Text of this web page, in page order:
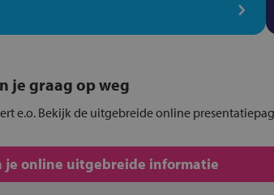
je graag op weg
e.o. Bekijk de uitgebreide online
je online uitgebreide informatie